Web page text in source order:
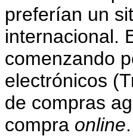
preferían un
internacional.
comenzando
electrónicos
de compras
compra online.